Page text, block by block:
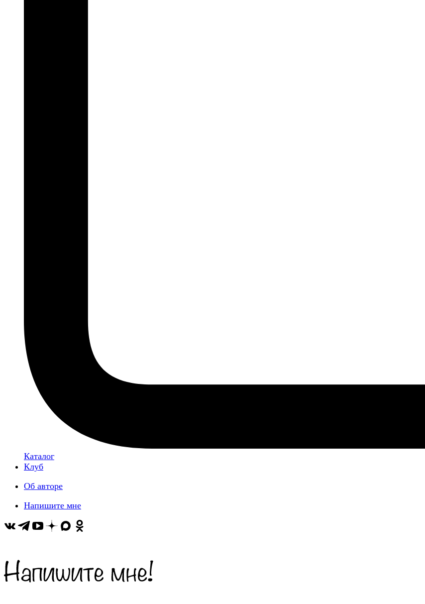
Каталог
Клуб
Об авторе
Напишите мне